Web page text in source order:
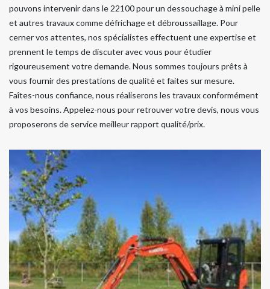
pouvons intervenir dans le 22100 pour un dessouchage à mini pelle
et autres travaux comme défrichage et débroussaillage. Pour
cerner vos attentes, nos spécialistes effectuent une expertise et
prennent le temps de discuter avec vous pour étudier
rigoureusement votre demande. Nous sommes toujours prêts à
vous fournir des prestations de qualité et faites sur mesure.
Faîtes-nous confiance, nous réaliserons les travaux conformément
à vos besoins. Appelez-nous pour retrouver votre devis, nous vous
proposerons de service meilleur rapport qualité/prix.